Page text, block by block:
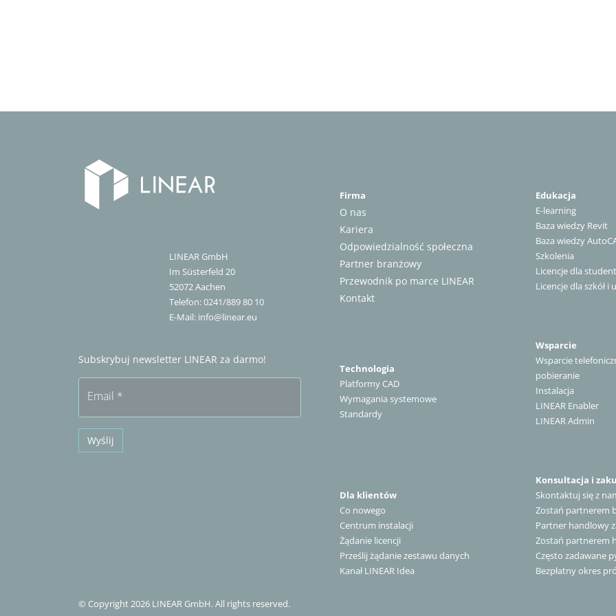
LINEAR GmbH
Im Süsterfeld 20
52072Aachen
Telefon:0241/889 80 10
E-Mail: info@linear.eu
Subskrybuj newsletter LINEAR za darmo!
Email *
Wyślij
© Copyright 2026 LINEAR GmbH. All rights reserved.
Firma
O nas
Kariera
Odpowiedzialność społeczna
Partner branżowy
Przewodnik po marce LINEAR
Kontakt
Technologia
Platformy CAD
Wymagania systemowe
Standardy
Dla klientów
Co nowego
Centrum instalacji
Żądanie licencji
Prześlij żądanie zestawu danych
Kanał LINEAR Idea
Edukacja
E-learning
Baza wiedzy Revit
Baza wiedzy
Szkolenia
Licencje dla
Licencje dla szkół i
Wsparcie
Wsparcie
pobieranie
Instalacja
LINEAR Enabler
LINEAR Admin
Konsultacja i
Skontaktuj się z
Zostań partnerem
Partner handlowy
Zostań partnerem
Często zadawane
Bezpłatny okres